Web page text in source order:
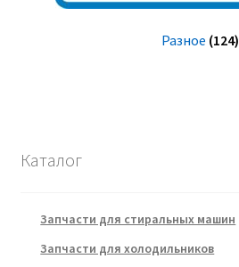
Разное (124)
Каталог
Запчасти для стиральных машин
Запчасти для холодильников